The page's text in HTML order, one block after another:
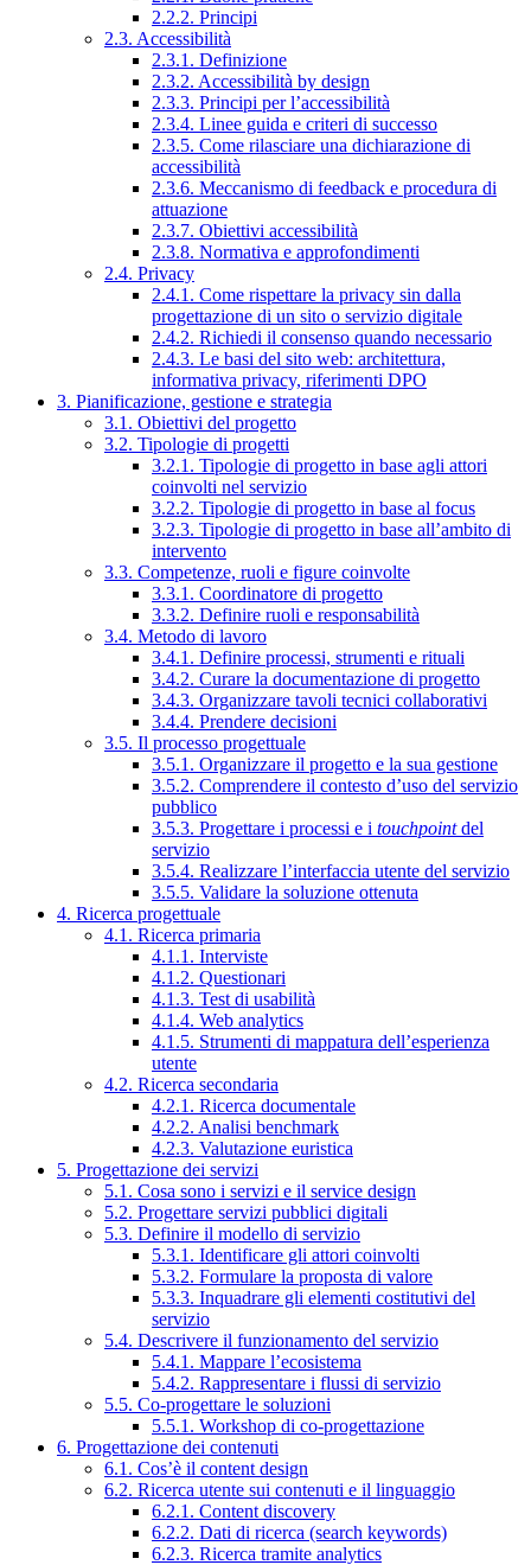
2.2.2. Principi
2.3. Accessibilità
2.3.1. Definizione
2.3.2. Accessibilità by design
2.3.3. Principi per l’accessibilità
2.3.4. Linee guida e criteri di successo
2.3.5. Come rilasciare una dichiarazione di
accessibilità
2.3.6. Meccanismo di feedback e procedura di
attuazione
2.3.7. Obiettivi accessibilità
2.3.8. Normativa e approfondimenti
2.4. Privacy
2.4.1. Come rispettare la privacy sin dalla
progettazione di un sito o servizio digitale
2.4.2. Richiedi il consenso quando necessario
2.4.3. Le basi del sito web: architettura,
informativa privacy, riferimenti DPO
3. Pianificazione, gestione e strategia
3.1. Obiettivi del progetto
3.2. Tipologie di progetti
3.2.1. Tipologie di progetto in base agli attori
coinvolti nel servizio
3.2.2. Tipologie di progetto in base al focus
3.2.3. Tipologie di progetto in base all’ambito di
intervento
3.3. Competenze, ruoli e figure coinvolte
3.3.1. Coordinatore di progetto
3.3.2. Definire ruoli e responsabilità
3.4. Metodo di lavoro
3.4.1. Definire processi, strumenti e rituali
3.4.2. Curare la documentazione di progetto
3.4.3. Organizzare tavoli tecnici collaborativi
3.4.4. Prendere decisioni
3.5. Il processo progettuale
3.5.1. Organizzare il progetto e la sua gestione
3.5.2. Comprendere il contesto d’uso del servizio
pubblico
3.5.3. Progettare i processi e i touchpointdel
servizio
3.5.4. Realizzare l’interfaccia utente del servizio
3.5.5. Validare la soluzione ottenuta
4. Ricerca progettuale
4.1. Ricerca primaria
4.1.1. Interviste
4.1.2. Questionari
4.1.3. Test di usabilità
4.1.4. Web analytics
4.1.5. Strumenti di mappatura dell’esperienza
utente
4.2. Ricerca secondaria
4.2.1. Ricerca documentale
4.2.2. Analisi benchmark
4.2.3. Valutazione euristica
5. Progettazione dei servizi
5.1. Cosa sono i servizi e il service design
5.2. Progettare servizi pubblici digitali
5.3. Definire il modello di servizio
5.3.1. Identificare gli attori coinvolti
5.3.2. Formulare la proposta di valore
5.3.3. Inquadrare gli elementi costitutivi del
servizio
5.4. Descrivere il funzionamento del servizio
5.4.1. Mappare l’ecosistema
5.4.2. Rappresentare i flussi di servizio
5.5. Co-progettare le soluzioni
5.5.1. Workshop di co-progettazione
6. Progettazione dei contenuti
6.1. Cos’è il content design
6.2. Ricerca utente sui contenuti e il linguaggio
6.2.1. Content discovery
6.2.2. Dati di ricerca (search keywords)
6.2.3. Ricerca tramite analytics